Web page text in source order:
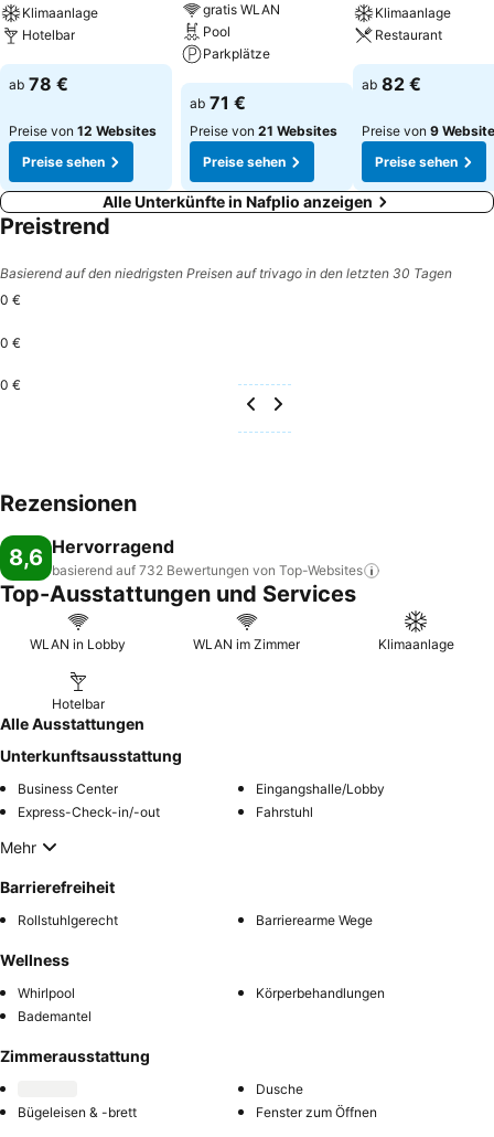
Klimaanlage
Hotelbar
Preise sehen
ab 78 €
Preise von 12 Websites
Preise sehen
gratis WLAN
Pool
Parkplätze
Preise sehen
ab 71 €
Preise von 21 Websites
Preise sehen
Klimaanlage
Restaurant
Preise sehen
ab 82 €
Preise von 9
Preise sehen
Alle Unterkünfte in Nafplio anzeigen
Preistrend
Basierend auf den niedrigsten Preisen auf trivago in den letzten 30 Tagen
0 €
0 €
0 €
Rezensionen
8,6 Hervorragend
basierend auf 732 Bewertungen von Top-Websites
Top-Ausstattungen und Services
WLAN in Lobby WLAN im Zimmer Klimaanlage
Hotelbar
Alle Ausstattungen
Unterkunftsausstattung
Business Center
Eingangshalle/Lobby
Express-Check-in/-out
Fahrstuhl
Mehr
Barrierefreiheit
Rollstuhlgerecht Barrierearme Wege
Wellness
Whirlpool
Körperbehandlungen
Bademantel
Zimmerausstattung
Dusche
Bügeleisen & -brett
Fenster zum Öffnen